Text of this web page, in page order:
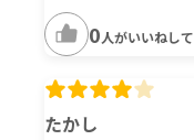
0人がいいねし
たかし